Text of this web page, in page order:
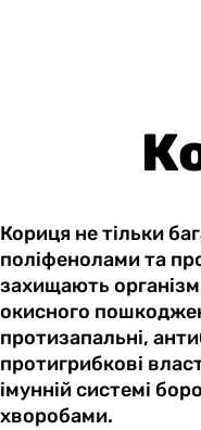
Кориця не тільки
поліфенолами та
захищають організм
окисного
протизапальні,
протигрибкові
імунній системі
хворобами.